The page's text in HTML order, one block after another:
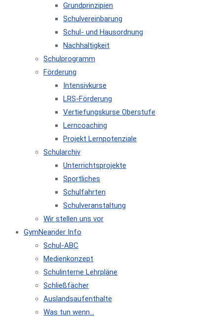
Grundprinzipien
Schulvereinbarung
Schul- und Hausordnung
Nachhaltigkeit
Schulprogramm
Förderung
Intensivkurse
LRS-Förderung
Vertiefungskurse Oberstufe
Lerncoaching
Projekt Lernpotenziale
Schularchiv
Unterrichtsprojekte
Sportliches
Schulfahrten
Schulveranstaltung
Wir stellen uns vor
GymNeander Info
Schul-ABC
Medienkonzept
Schulinterne Lehrpläne
Schließfächer
Auslandsaufenthalte
Was tun wenn…